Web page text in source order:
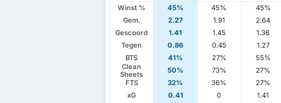
Winst %
45% 45%
45%
Gem.
2.27 1.91
2.64
Gescoord
1.41 1.45
1.36
Tegen
0.86 0.45
1.27
BTS
41% 27%
55%
Clean
Sheets
50% 73%
27%
FTS
32% 36%
27%
xG
0.41 0
1.41